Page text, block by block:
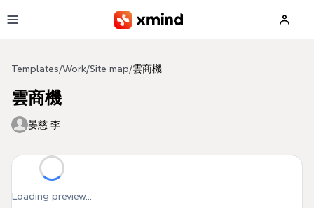
Templates/Work/Site map/雲商機
雲商機
晏慈 李
Loading preview...